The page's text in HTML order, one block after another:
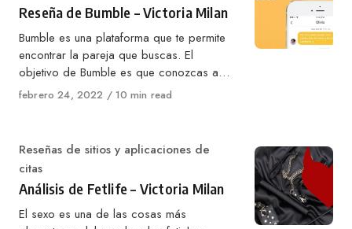
Reseña de Bumble – Victoria Milan
Bumble es una plataforma que te permite
encontrar la pareja que buscas. El
objetivo de Bumble es que conozcas a…
Published
febrero 24, 2022 10 min read
Category
Reseñas de sitios y aplicaciones de
citas
Análisis de Fetlife – Victoria Milan
El sexo es una de las cosas más